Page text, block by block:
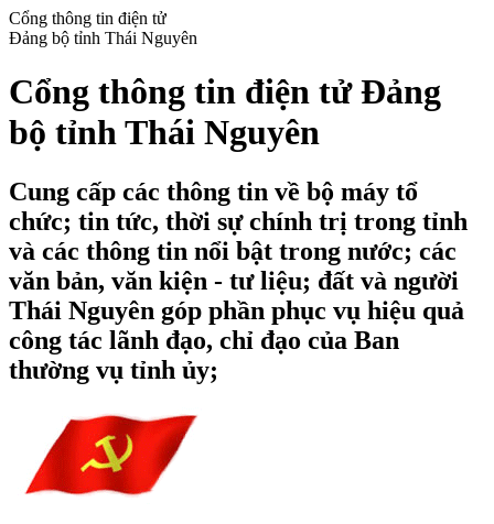
Cổng thông tin điện tử
Đảng bộ tỉnh Thái Nguyên
Cổng thông tin điện tử Đảng
bộ tỉnh Thái Nguyên
Cung cấp các thông tin về bộ máy tổ
chức; tin tức, thời sự chính trị trong tỉnh
và các thông tin nổi bật trong nước; các
văn bản, văn kiện - tư liệu; đất và người
Thái Nguyên góp phần phục vụ hiệu quả
công tác lãnh đạo, chỉ đạo của Ban
thường vụ tỉnh ủy;